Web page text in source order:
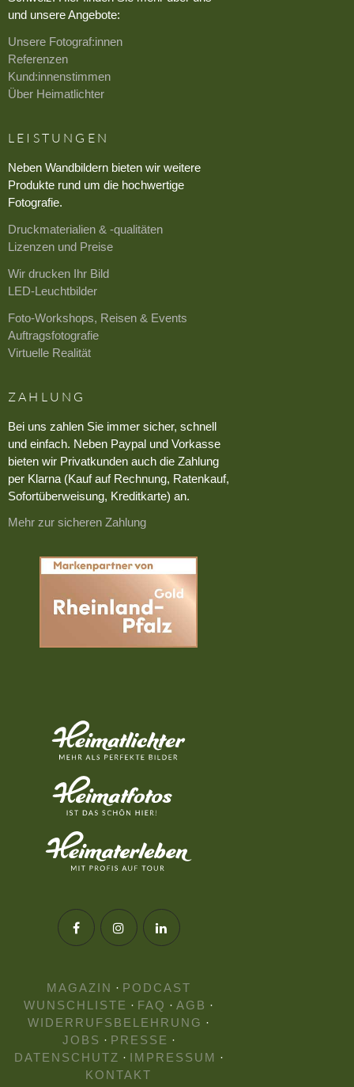
und unsere Angebote:
Unsere Fotograf:innen
Referenzen
Kund:innenstimmen
Über Heimatlichter
LEISTUNGEN
Neben Wandbildern bieten wir weitere
Produkte rund um die hochwertige
Fotografie.
Druckmaterialien & -qualitäten
Lizenzen und Preise
Wir drucken Ihr Bild
LED-Leuchtbilder
Foto-Workshops, Reisen & Events
Auftragsfotografie
Virtuelle Realität
ZAHLUNG
Bei uns zahlen Sie immer sicher, schnell
und einfach. Neben Paypal und Vorkasse
bieten wir Privatkunden auch die Zahlung
per Klarna (Kauf auf Rechnung, Ratenkauf,
Sofortüberweisung, Kreditkarte) an.
Mehr zur sicheren Zahlung
MAGAZIN · PODCAST
WUNSCHLISTE · FAQ · AGB ·
WIDERRUFSBELEHRUNG ·
JOBS · PRESSE ·
DATENSCHUTZ · IMPRESSUM ·
KONTAKT